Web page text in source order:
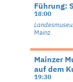
Führung:
18:00
Mainz
Mainzer
auf dem
19:30